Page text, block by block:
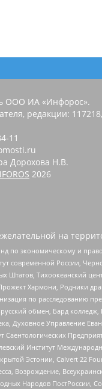
ООО ИА «Инфорос».
редакции:
11
Дорохова Н.В.
2026
на
по экономическому и
современной России,
Штатов, Тихоокеанский
Хармони, Родники
по расследованию
обмен, Бард
Управление
Институт
Эстонии, Calvert 22
Возрождение,
Народов ПостРоссии,